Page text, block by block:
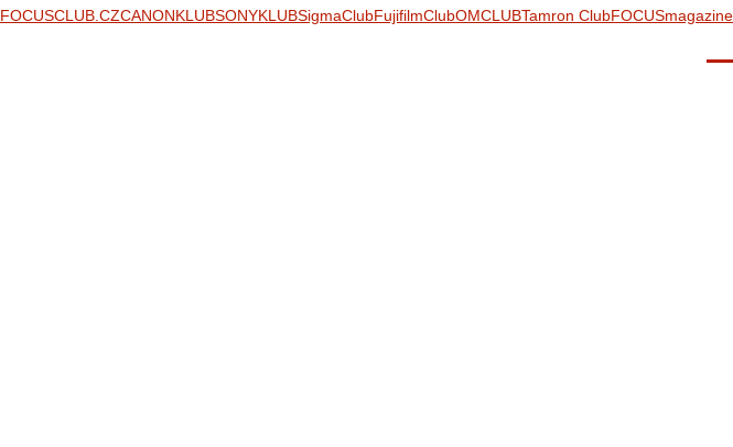
FOCUSCLUB.CZCANONKLUBSONYKLUBSigmaClubFujifilmClubOMCLUBTamron ClubFOCUSmagazine